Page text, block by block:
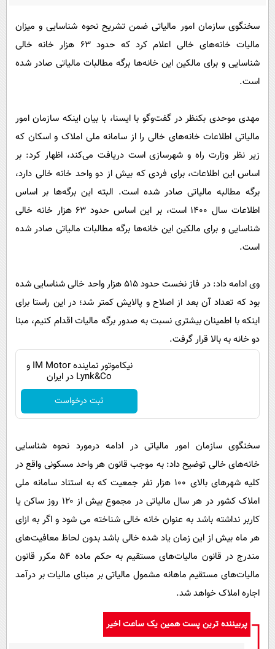
فناوری
گوناگون
سلامت
فرهنگی
اجتماعی
حیات وحش
سیاست خارجی
روانشناسی
آشپزی
سخنگوی سازمان امور مالیاتی ضمن تشریح نحوه شناسایی و میزان
مالیات خانه‌های خالی اعلام کرد که حدود ۶۳ هزار خانه خالی
شناسایی و برای مالکین این خانه‌ها برگه مطالبات مالیاتی صادر شده
است.
مهدی موحدی بکنظر در گفت‌وگو با ایسنا، با بیان اینکه سازمان امور
مالیاتی اطلاعات خانه‌های خالی را از سامانه ملی املاک و اسکان که
زیر نظر وزارت راه و شهرسازی است دریافت می‌کند، اظهار کرد: بر
اساس این اطلاعات، برای فردی که بیش از دو واحد خانه خالی دارد،
برگه مطالبه مالیاتی صادر شده است. البته این برگه‌ها بر اساس
اطلاعات سال ۱۴۰۰ است، بر این اساس حدود ۶۳ هزار خانه خالی
شناسایی و برای مالکین این خانه‌ها برگه مطالبات مالیاتی صادر شده
است.
وی ادامه داد: در فاز نخست حدود ۵۱۵ هزار واحد خالی شناسایی شده
بود که تعداد آن بعد از اصلاح و پالایش کمتر شد؛ در این راستا برای
اینکه با اطمینان بیشتری نسبت به صدور برگه مالیات اقدام کنیم، مبنا
دو خانه به بالا قرار گرفت.
نیکاموتور نماینده IM Motor و
Lynk&Co در ایران
ثبت درخواست
سخنگوی سازمان امور مالیاتی در ادامه درمورد نحوه شناسایی
خانه‌های خالی توضیح داد: به موجب قانون هر واحد مسکونی واقع در
کلیه شهرهای بالای ۱۰۰ هزار نفر جمعیت که به استناد سامانه ملی
املاک کشور در هر سال مالیاتی در مجموع بیش از ۱۲۰ روز ساکن یا
کاربر نداشته باشد به عنوان خانه خالی شناخته می شود و اگر به ازای
هر ماه بیش از این زمان یاد شده خالی باشد بدون لحاظ معافیت‌های
مندرج در قانون مالیات‌های مستقیم به حکم ماده ۵۴ مکرر قانون
مالیات‌های مستقیم ماهانه مشمول مالیاتی بر مبنای مالیات بر درآمد
اجاره املاک خواهد شد.
پربیننده ترین پست همین یک ساعت اخیر